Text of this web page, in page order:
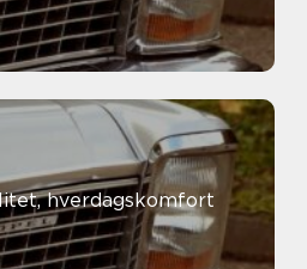
hverdagskomfort